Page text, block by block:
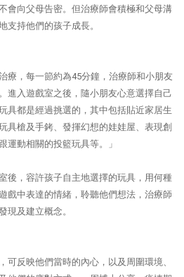
會向父母告密。但治療師會積極和父母溝
支持他們的孩子成長。
療，每一節約為45分鐘，治療師和小朋友
進入遊戲室之後，隨小朋友心意選擇自己
具都是經過挑選的，其中包括貼近家居生
具槍及手銬、發揮幻想的娃娃屋、表現創
運動相關的投籃玩具等。」
後，容許孩子自主地選擇的玩具，用何種
戲中表達的情緒，聆聽他們想法，治療師
現及建立概念。
可反映他們當時的內心，以及周圍環境、